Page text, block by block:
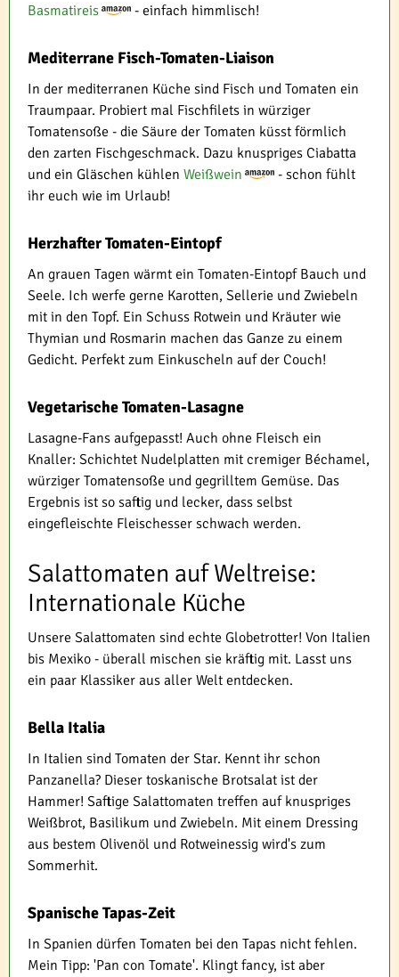
Basmatireis
- einfach himmlisch!
Mediterrane Fisch-Tomaten-Liaison
In der mediterranen Küche sind Fisch und Tomaten ein
Traumpaar. Probiert mal Fischfilets in würziger
Tomatensoße - die Säure der Tomaten küsst förmlich
den zarten Fischgeschmack. Dazu knuspriges Ciabatta
und ein Gläschen kühlen Weißwein
- schon fühlt
ihr euch wie im Urlaub!
Herzhafter Tomaten-Eintopf
An grauen Tagen wärmt ein Tomaten-Eintopf Bauch und
Seele. Ich werfe gerne Karotten, Sellerie und Zwiebeln
mit in den Topf. Ein Schuss Rotwein und Kräuter wie
Thymian und Rosmarin machen das Ganze zu einem
Gedicht. Perfekt zum Einkuscheln auf der Couch!
Vegetarische Tomaten-Lasagne
Lasagne-Fans aufgepasst! Auch ohne Fleisch ein
Knaller: Schichtet Nudelplatten mit cremiger Béchamel,
würziger Tomatensoße und gegrilltem Gemüse. Das
Ergebnis ist so saftig und lecker, dass selbst
eingefleischte Fleischesser schwach werden.
Salattomaten auf Weltreise:
Internationale Küche
Unsere Salattomaten sind echte Globetrotter! Von Italien
bis Mexiko - überall mischen sie kräftig mit. Lasst uns
ein paar Klassiker aus aller Welt entdecken.
Bella Italia
In Italien sind Tomaten der Star. Kennt ihr schon
Panzanella? Dieser toskanische Brotsalat ist der
Hammer! Saftige Salattomaten treffen auf knuspriges
Weißbrot, Basilikum und Zwiebeln. Mit einem Dressing
aus bestem Olivenöl und Rotweinessig wird's zum
Sommerhit.
Spanische Tapas-Zeit
In Spanien dürfen Tomaten bei den Tapas nicht fehlen.
Mein Tipp: 'Pan con Tomate'. Klingt fancy, ist aber